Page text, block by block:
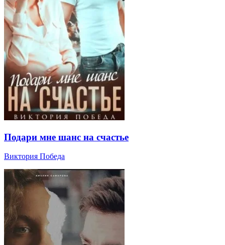
Подари мне шанс на счастье
Виктория Победа